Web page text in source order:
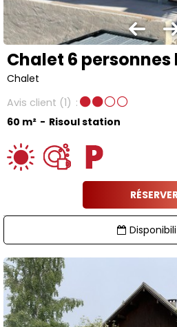
Chalet 6
Chalet
Avis client (1)
60 m² Risoul station